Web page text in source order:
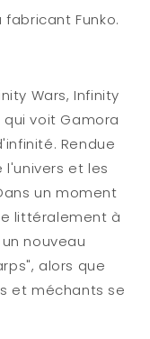
fabricant Funko.
Wars, Infinity
voit Gamora
Rendue
et les
un moment
littéralement à
nouveau
alors que
et méchants se